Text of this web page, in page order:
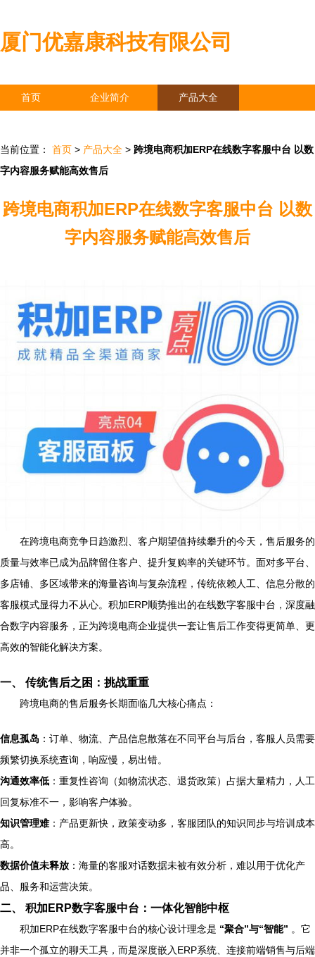
厦门优嘉康科技有限公司
首页 企业简介 产品大全
当前位置： 首页 > 产品大全 > 跨境电商积加ERP在线数字客服中台 以数
字内容服务赋能高效售后
跨境电商积加ERP在线数字客服中台 以数
字内容服务赋能高效售后
在跨境电商竞争日趋激烈、客户期望值持续攀升的今天，售后服务的
质量与效率已成为品牌留住客户、提升复购率的关键环节。面对多平台、
多店铺、多区域带来的海量咨询与复杂流程，传统依赖人工、信息分散的
客服模式显得力不从心。积加ERP顺势推出的在线数字客服中台，深度融
合数字内容服务，正为跨境电商企业提供一套让售后工作变得更简单、更
高效的智能化解决方案。
一、 传统售后之困：挑战重重
跨境电商的售后服务长期面临几大核心痛点：
信息孤岛 ：订单、物流、产品信息散落在不同平台与后台，客服人员需要
频繁切换系统查询，响应慢，易出错。
沟通效率低 ：重复性咨询（如物流状态、退货政策）占据大量精力，人工
回复标准不一，影响客户体验。
知识管理难：产品更新快，政策变动多，客服团队的知识同步与培训成本
高。
数据价值未释放 ：海量的客服对话数据未被有效分析，难以用于优化产
品、服务和运营决策。
二、 积加ERP数字客服中台：一体化智能中枢
积加ERP在线数字客服中台的核心设计理念是 “聚合”与“智能” 。它
并非一个孤立的聊天工具，而是深度嵌入ERP系统、连接前端销售与后端